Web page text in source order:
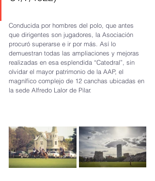
Conducida por hombres del polo, que antes
que dirigentes son jugadores, la Asociación
procuró superarse e ir por más. Así lo
demuestran todas las ampliaciones y mejoras
realizadas en esa esplendida “Catedral”, sin
olvidar el mayor patrimonio de la AAP, el
magnífico complejo de 12 canchas ubicadas en
la sede Alfredo Lalor de Pilar.